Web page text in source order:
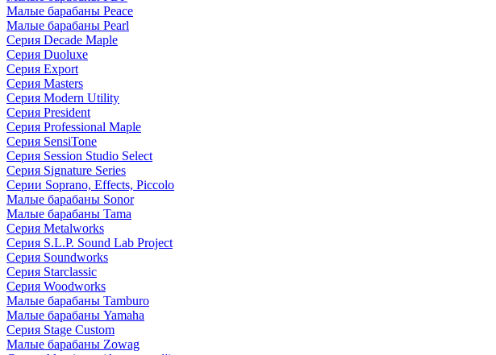
Малые барабаны Peace
Малые барабаны Pearl
Серия Decade Maple
Серия Duoluxe
Серия Export
Серия Masters
Серия Modern Utility
Серия President
Серия Professional Maple
Серия SensiTone
Серия Session Studio Select
Серия Signature Series
Серии Soprano, Effects, Piccolo
Малые барабаны Sonor
Малые барабаны Tama
Серия Metalworks
Серия S.L.P. Sound Lab Project
Серия Soundworks
Серия Starclassic
Серия Woodworks
Малые барабаны Tamburo
Малые барабаны Yamaha
Серия Stage Custom
Малые барабаны Zowag